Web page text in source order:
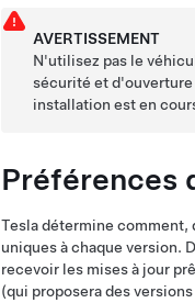
AVERTISSEMENT
N'utilisez pas le
sécurité et
installation est en
Préférences
Tesla détermine comment,
uniques à chaque version.
recevoir les mises à jour
(qui proposera des